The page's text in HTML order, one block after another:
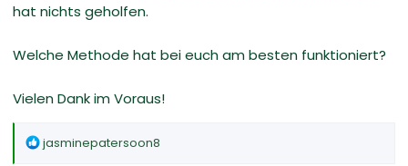
hat nichts geholfen.
Welche Methode hat bei euch am besten funktioniert?
Vielen Dank im Voraus!
R
jasminepatersoon8